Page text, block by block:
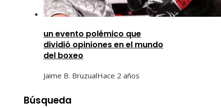
un evento polémico que
dividió opiniones en el mundo
del boxeo
Jaime B. BruzualHace 2 años
Búsqueda